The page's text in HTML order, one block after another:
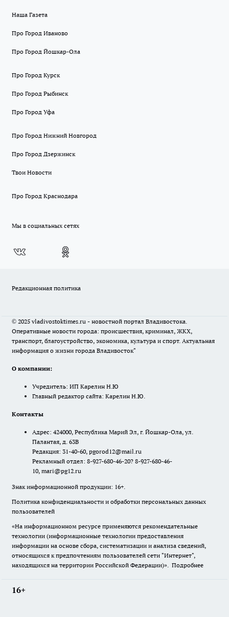
Наша Газета
Про Город Иваново
Про Город Йошкар-Ола
Про Город Курск
Про Город Рыбинск
Про Город Уфа
Про Город Нижний Новгород
Про Город Дзержинск
Твои Новости
Про Город Краснодара
Мы в социальных сетях
Редакционная политика
© 2025 vladivostoktimes.ru - новостной портал Владивостока.
Оперативные новости города: происшествия, криминал, ЖКХ,
транспорт, благоустройство, экономика, культура и спорт. Актуальная
информация о жизни города Владивосток"
О компании:
Учредитель: ИП Карелин Н.Ю
Главный редактор сайта: Карелин Н.Ю.
Контакты
Адрес: 424000, Республика Марий Эл, г. Йошкар-Ола, ул.
Палантая, д. 63В
Редакция: 31-40-60, pgorod12@mail.ru
Рекламный отдел: 8-927-680-46-20? 8-927-680-46-
10, mari@pg12.ru
Знак информационной продукции: 16+.
Политика конфиденциальности и обработки персональных данных
пользователей
«На информационном ресурсе применяются рекомендательные
технологии (информационные технологии предоставления
информации на основе сбора, систематизации и анализа сведений,
относящихся к предпочтениям пользователей сети "Интернет",
находящихся на территории Российской Федерации)». Подробнее
16+